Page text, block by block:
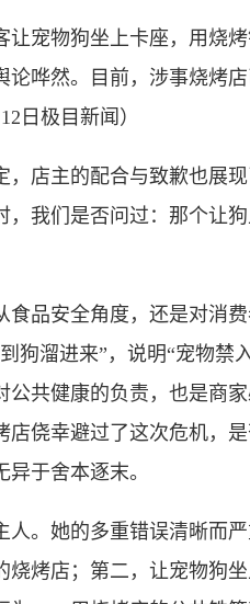
宠物狗坐上卡座，用烧烤
哗然。目前，涉事烧烤
日极目新闻）
主的配合与致歉也展现
，我们是否问过：那个让
品安全角度，还是对消费
狗溜进来”，说明“宠物禁
共健康的负责，也是商
侥幸避过了这次危机，
于舍本逐末。
。她的多重错误清晰而严
烤店；第二，让宠物狗